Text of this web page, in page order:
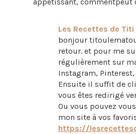
Les Recettes de Titi
bonjour
retour. et pour me
régulièrement sur
Instagram,
Ensuite il suffit de
vous êtes redirigé
Ou vous pouvez
mon site à vos
https://